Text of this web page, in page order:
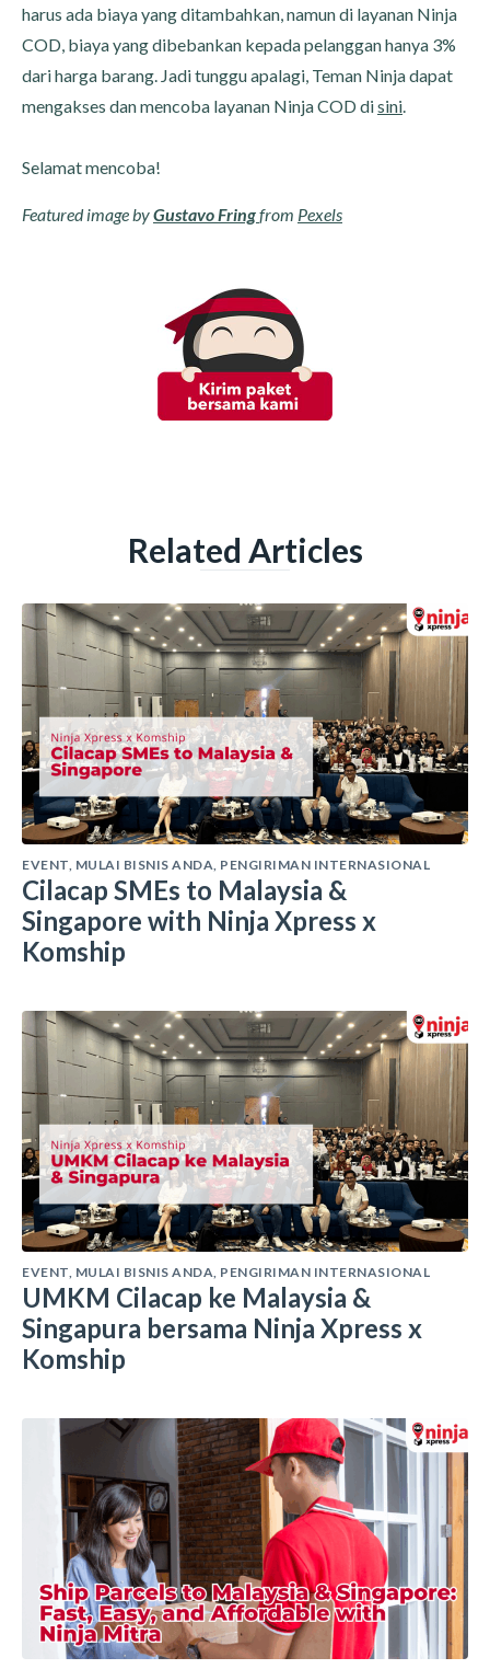
harus ada biaya yang ditambahkan, namun di layanan Ninja
COD, biaya yang dibebankan kepada pelanggan hanya 3%
dari harga barang. Jadi tunggu apalagi, Teman Ninja dapat
mengakses dan mencoba layanan Ninja COD disini.
Selamat mencoba!
Featured image byGustavo Fringfrom Pexels
Related Articles
EVENT MULAI BISNIS ANDA PENGIRIMAN INTERNASIONAL
Cilacap SMEs to Malaysia &
Singapore with Ninja Xpress x
Komship
EVENT MULAI BISNIS ANDA PENGIRIMAN INTERNASIONAL
UMKM Cilacap ke Malaysia &
Singapura bersama Ninja Xpress x
Komship